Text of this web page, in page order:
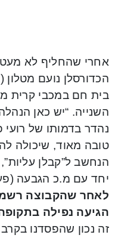
אחרי שהחליף לא מעט
בית חם במכבי קרית
השנייה. “יש כאן
נהדר בדמותו של רועי
טובה מאוד, שיכולה
הנחשב ל”קבלן
יחד עם מ.כ הגבעה
הגיעה נפילה
זה נכון שהפסדנו